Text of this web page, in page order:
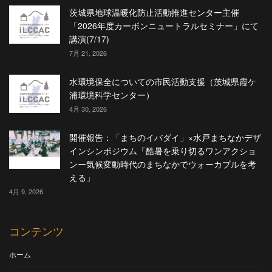
茨城県地球温暖化防止活動推進センター主催
「2026年度カーボンニュートラルセミナー」にて
講演(7/17)
7月 21, 2026
水環境保全についての市民活動支援（茨城県霞ケ
浦環境科学センター）
4月 30, 2026
開催報告：「まちのイバダイ」×水戸まちなかデザ
インシンポジウム「酷暑を乗り切るワンアクショ
ンー気候変動時代のまちなかでウォーカブルを考
える」
4月 9, 2026
コンテンツ
ホーム